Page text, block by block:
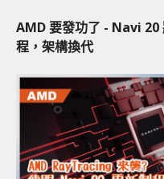
AMD 要發功了 - Navi 20
程，架構換代